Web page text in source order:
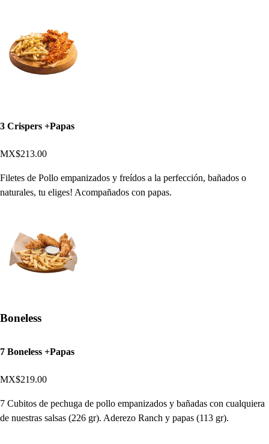
3 Crispers +Papas
MX$213.00
Filetes de Pollo empanizados y freídos a la perfección, bañados o
naturales, tu eliges! Acompañados con papas.
Boneless
7 Boneless +Papas
MX$219.00
7 Cubitos de pechuga de pollo empanizados y bañadas con cualquiera
de nuestras salsas (226 gr). Aderezo Ranch y papas (113 gr).